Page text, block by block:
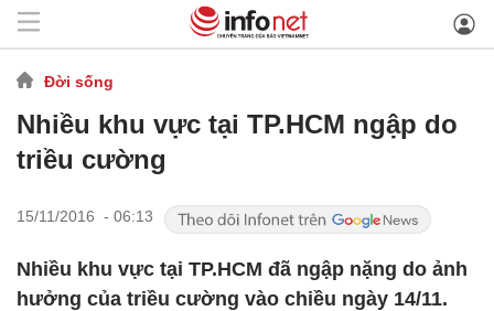
Đời sống
Nhiều khu vực tại TP.HCM ngập do
triều cường
15/11/2016 - 06:13
Nhiều khu vực tại TP.HCM đã ngập nặng do ảnh
hưởng của triều cường vào chiều ngày 14/11.